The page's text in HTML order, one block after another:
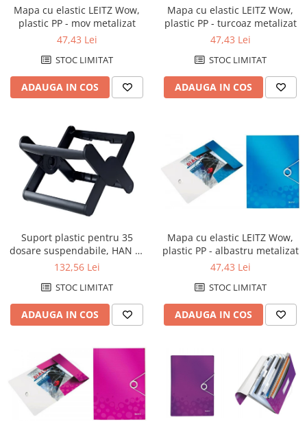
Mapa cu elastic LEITZ Wow,
plastic PP - mov metalizat
47,43 Lei
STOC LIMITAT
ADAUGA IN COS
Mapa cu elastic LEITZ Wow,
plastic PP - turcoaz metalizat
47,43 Lei
STOC LIMITAT
ADAUGA IN COS
Suport plastic pentru 35
dosare suspendabile, HAN X-
Cross - negru
132,56 Lei
STOC LIMITAT
ADAUGA IN COS
Mapa cu elastic LEITZ Wow,
plastic PP - albastru metalizat
47,43 Lei
STOC LIMITAT
ADAUGA IN COS